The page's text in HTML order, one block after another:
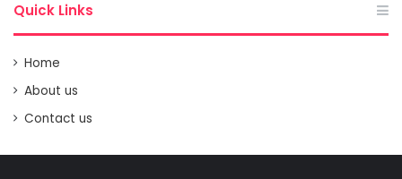
Quick Links
Home
About us
Contact us